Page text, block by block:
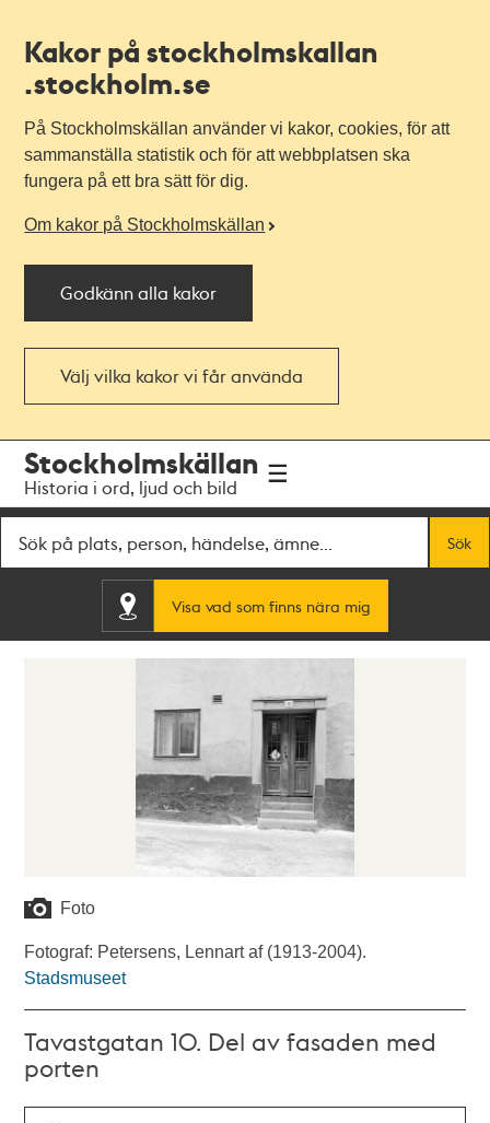
Kakor på stockholmskallan
.stockholm.se
På Stockholmskällan använder vi kakor, cookies, för att
sammanställa statistik och för att webbplatsen ska
fungera på ett bra sätt för dig.
Om kakor på Stockholmskällan
Godkänn alla kakor
Välj vilka kakor vi får använda
navigationen
huvudinnehållet
Stockholmskällan
Historia i ord, ljud och bild
Sök
Visa vad som finns nära mig
Foto
Fotograf: Petersens, Lennart af (1913-2004).
Stadsmuseet
Tavastgatan 10. Del av fasaden med
porten